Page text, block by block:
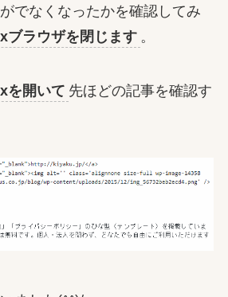
でなくなったかを確認してみ
ブラウザを閉じます 。
を開いて 先ほどの記事を確認す